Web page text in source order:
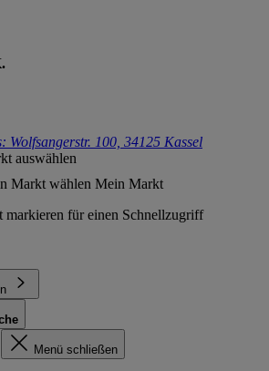
Wolfsangerstr. 100, 34125 Kassel
auswählen
Markt wählen Mein Markt
markieren für einen Schnellzugriff
Menü schließen